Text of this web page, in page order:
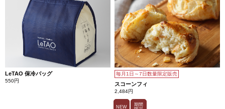
LeTAO 保冷バッグ
550円
毎月1日～7日数量限定販売
スコーンフィ
2,484円
NEW
期間